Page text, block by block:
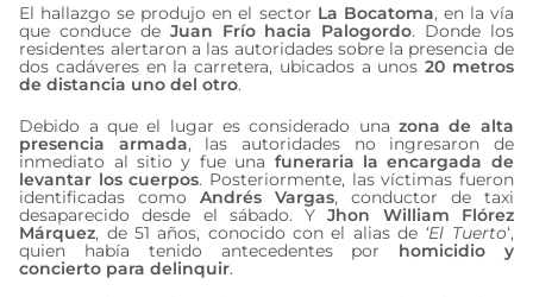
El hallazgo se produjo en el sector La Bocatoma, en la vía
que conduce de Juan Frío hacia Palogordo. Donde los
residentes alertaron a las autoridades sobre la presencia de
dos cadáveres en la carretera, ubicados a unos20 metros
de distancia uno del otro.
Debido a que el lugar es considerado unazona de alta
presencia armada, las autoridades no ingresaron de
inmediato al sitio y fue una funeraria la encargada de
levantar los cuerpos. Posteriormente, las víctimas fueron
identificadas comoAndrés Vargas, conductor de taxi
desaparecido desde el sábado. YJhon William Flórez
Márquez, de 51 años, conocido con el alias de ‘El Tuerto‘,
quien había tenido antecedentes por homicidio y
concierto para delinquir.